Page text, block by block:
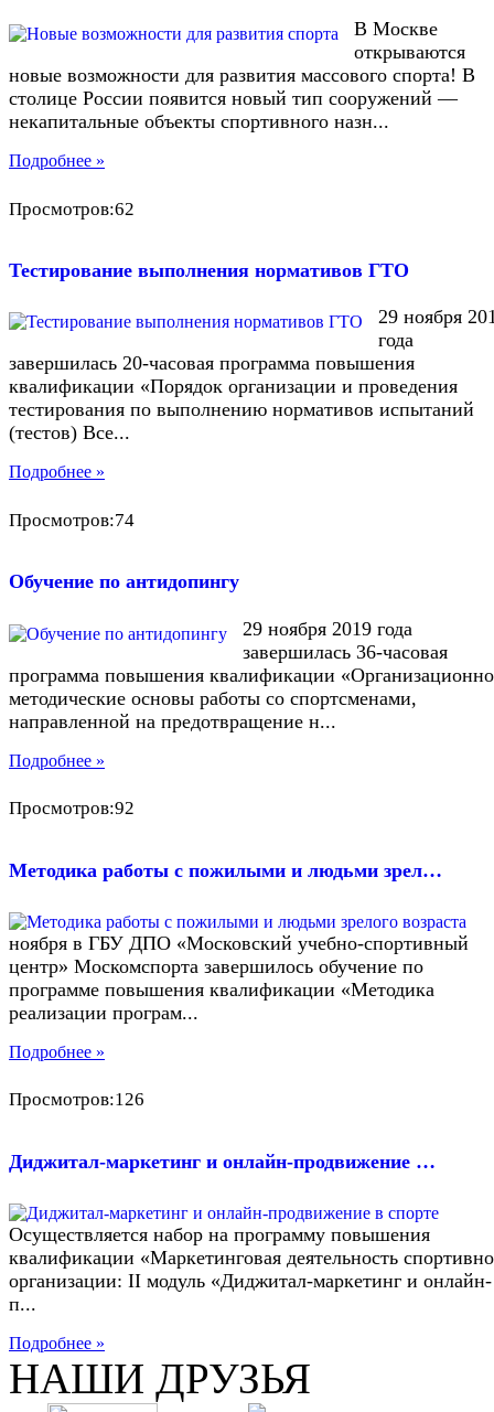
В Москве
открываются
новые возможности для развития массового спорта! В
столице России появится новый тип сооружений —
некапитальные объекты спортивного назн...
Подробнее »
Просмотров:62
Тестирование выполнения нормативов ГТО
29 ноября
года
завершилась 20-часовая программа повышения
квалификации «Порядок организации и проведения
тестирования по выполнению нормативов испытаний
(тестов) Все...
Подробнее »
Просмотров:74
Обучение по антидопингу
29 ноября 2019 года
завершилась 36-часовая
программа повышения квалификации
методические основы работы со спортсменами,
направленной на предотвращение н...
Подробнее »
Просмотров:92
Методика работы с пожилыми и людьми зрел…
ноября в ГБУ ДПО «Московский учебно-спортивный
центр» Москомспорта завершилось обучение по
программе повышения квалификации «Методика
реализации програм...
Подробнее »
Просмотров:126
Диджитал-маркетинг и онлайн-продвижение …
Осуществляется набор на программу повышения
квалификации «Маркетинговая деятельность
организации: II модуль «Диджитал-маркетинг и онлайн-
п...
Подробнее »
НАШИ ДРУЗЬЯ